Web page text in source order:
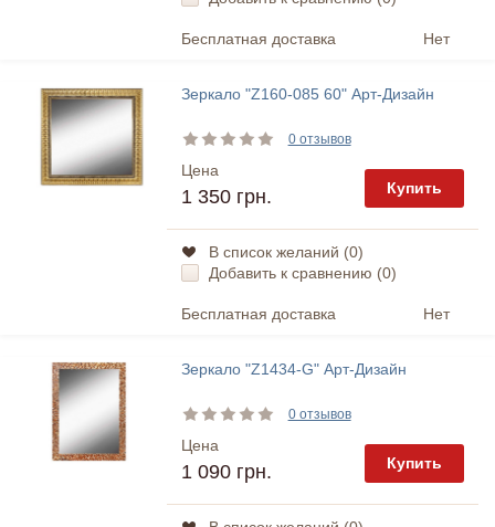
Бесплатная доставка Нет
Зеркало "Z160-085 60" Арт-Дизайн
0 отзывов
Цена
1 350 грн. Купить
В список желаний (0)
Добавить к сравнению (0)
Бесплатная доставка Нет
Зеркало "Z1434-G" Арт-Дизайн
0 отзывов
Цена
1 090 грн. Купить